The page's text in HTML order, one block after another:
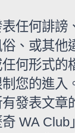
任何誹謗
、或其他
何形式的
制您的進
發表文章
WA